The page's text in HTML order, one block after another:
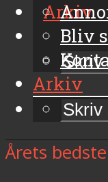
Arkiv
Bliv
Arkiv
Årets